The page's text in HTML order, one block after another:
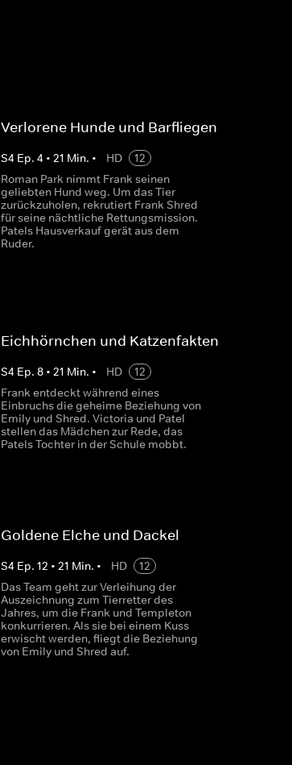
Verlorene Hunde und Barfliegen
S4 Ep. 4 • 21 Min. • HD
12
Roman Park nimmt Frank seinen
geliebten Hund weg. Um das Tier
zurückzuholen, rekrutiert Frank Shred
für seine nächtliche Rettungsmission.
Patels Hausverkauf gerät aus dem
Ruder.
Eichhörnchen und Katzenfakten
S4 Ep. 8• 21 Min. • HD
12
Frank entdeckt während eines
Einbruchs die geheime Beziehung von
Emily und Shred. Victoria und Patel
stellen das Mädchen zur Rede, das
Patels Tochter in der Schule mobbt.
Goldene Elche und Dackel
S4 Ep. 12 • 21 Min. • HD
12
Das Team geht zur Verleihung der
Auszeichnung zum Tierretter des
Jahres, um die Frank und Templeton
konkurrieren. Als sie bei einem Kuss
erwischt werden, fliegt die Beziehung
von Emily und Shred auf.